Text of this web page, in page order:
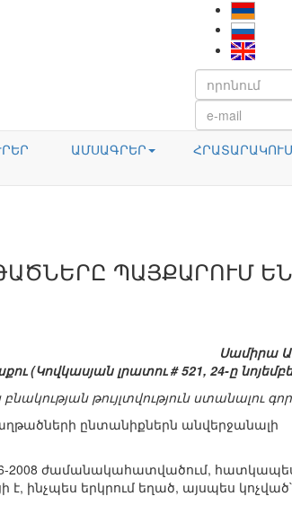
ԱՄՍԱԳՐԵՐ
ՊԱՅՔԱՐՈՒՄ ԵՆ
Սամիրա
(Կովկասյան լրատու # 521, 24-ը
թույլտվություն ստանալու
ընտանիքներն անվերջանալի
2008 ժամանակահատվածում,
է, ինչպես երկրում եղած, այսպես